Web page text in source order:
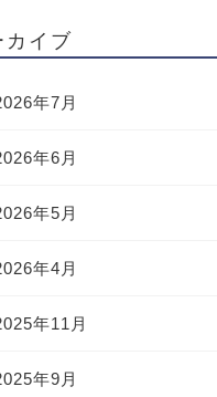
カイブ
年7月
年6月
年5月
年4月
年11月
年9月